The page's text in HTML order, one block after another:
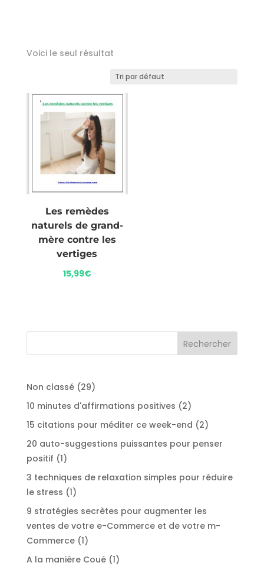
Voici le seul résultat
Les remèdes
naturels de grand-
mère contre les
vertiges
15,99€
Non classé 2929
produits
10 minutes d'affirmations positives 22
produits
15 citations pour méditer ce week-end 22
20 auto-suggestions puissantes pour penser
positif 11
produit
3 techniques de relaxation simples pour réduire
le stress 11
produit
9 stratégies secrètes pour augmenter les
ventes de votre e-Commerce et de votre m-
Commerce 11
produit
A la manière Coué 11